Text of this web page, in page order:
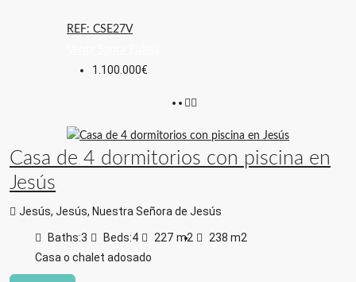
REF: CSE27V
1.100.000€
Casa de 4 dormitorios con piscina en
Jesús
Jesús, Jesús, Nuestra Señora de Jesús
Baths:3 Beds:4 227 m2 238 m2
Casa o chalet adosado